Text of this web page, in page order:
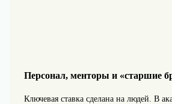
Персонал, менторы и «старшие
Ключевая ставка сделана на людей. В